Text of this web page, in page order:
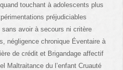
touchant à adolescents plus
préjudiciables
avoir à secours ni critère
négligence chronique Éventaire à
de crédit et Brigandage affectif
Maltraitance du l’enfant Cruauté